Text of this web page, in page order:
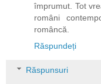
împrumut. Tot
români
româncă.
Răspundeți
Răspunsuri